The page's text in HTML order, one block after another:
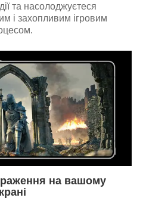
та насолоджуєтеся
і захопливим ігровим
на вашому